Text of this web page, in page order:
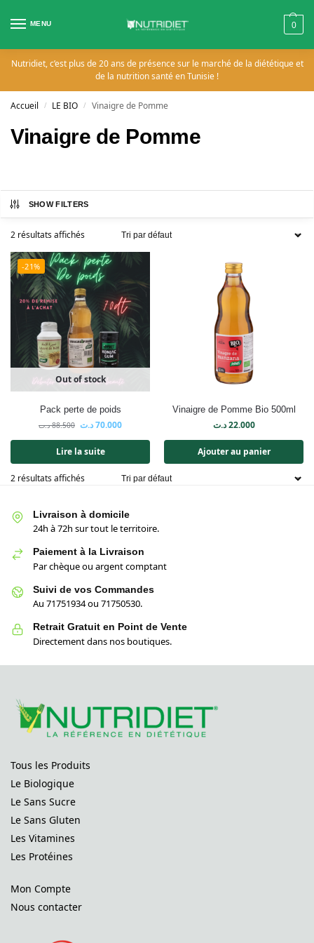
MENU 0
Nutridiet, c’est plus de 20 ans de présence sur le marché de la diététique et
de la nutrition santé en Tunisie !
Accueil / LE BIO / Vinaigre de Pomme
Vinaigre de Pomme
SHOW FILTERS
2 résultats affichés
-21%
Out of stock
Pack perte de poids
88.500 د.ت 70.000د.ت
Lire la suite
Vinaigre de Pomme Bio 500ml
22.000 د.ت
Ajouter au panier
2 résultats affichés
Livraison à domicile
24h à 72h sur tout le territoire.
Paiement à la Livraison
Par chèque ou argent comptant
Suivi de vos Commandes
Au 71751934 ou 71750530.
Retrait Gratuit en Point de Vente
Directement dans nos boutiques.
Tous les Produits
Le Biologique
Le Sans Sucre
Le Sans Gluten
Les Vitamines
Les Protéines
Mon Compte
Nous contacter